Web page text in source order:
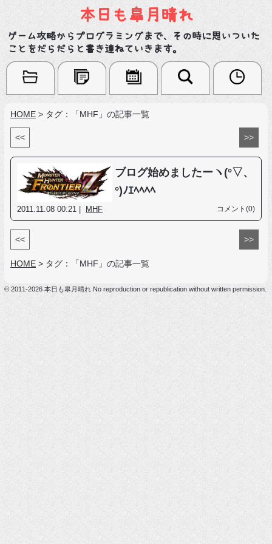
本日も皐月晴れ
ゲーム攻略からプログラミングまで、その時に思いついた
ことをだらだらと書き連ねていきます。
HOME > タグ：「MHF」の記事一覧
<< >>
ブログ始めましたーヽ(°▽、
°)ﾉｴﾍﾍﾍﾍ
2011.11.08 00:21 | MHF コメント(0)
<< >>
HOME > タグ：「MHF」の記事一覧
© 2011-2026 本日も皐月晴れ No reproduction or republication without written permission.